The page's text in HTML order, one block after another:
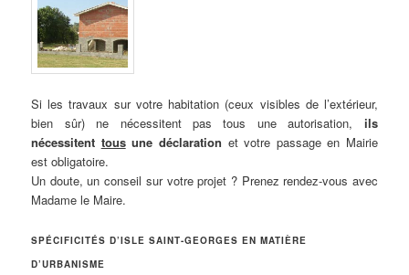
Si les travaux sur votre habitation (ceux visibles de l’extérieur,
bien sûr) ne nécessitent pas tous une autorisation, ils
nécessitent tousune déclaration et votre passage en Mairie
est obligatoire.
Un doute, un conseil sur votre projet ? Prenez rendez-vous avec
Madame le Maire.
SPÉCIFICITÉS D’ISLE SAINT-GEORGES EN MATIÈRE
D’URBANISME